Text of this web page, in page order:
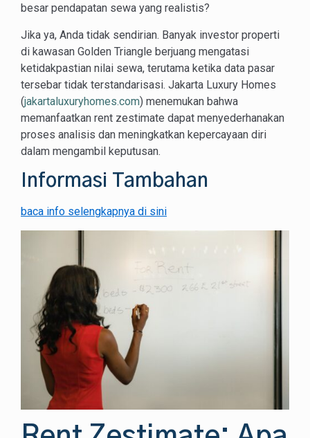
besar pendapatan sewa yang realistis?
Jika ya, Anda tidak sendirian. Banyak investor properti
di kawasan Golden Triangle berjuang mengatasi
ketidakpastian nilai sewa, terutama ketika data pasar
tersebar tidak terstandarisasi. Jakarta Luxury Homes
(jakartaluxuryhomes.com) menemukan bahwa
memanfaatkan rent zestimate dapat menyederhanakan
proses analisis dan meningkatkan kepercayaan diri
dalam mengambil keputusan.
Informasi Tambahan
baca info selengkapnya di sini